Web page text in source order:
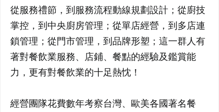
從服務禮節，到服務流程動線規劃設計；從廚技
掌控，到中央廚房管理；從單店經營，到多店連
鎖管理；從門市管理，到品牌形塑；這一群人有
著對餐飲業服務、店鋪、餐點的經驗及鑑賞能
力，更有對餐飲業的十足熱忱！
經營團隊花費數年考察台灣、歐美各國著名餐